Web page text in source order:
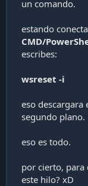
un comando.
estando
CMD/
escribes:
wsreset -i
eso descargara
segundo plano.
eso es todo.
por cierto, para
este hilo? xD